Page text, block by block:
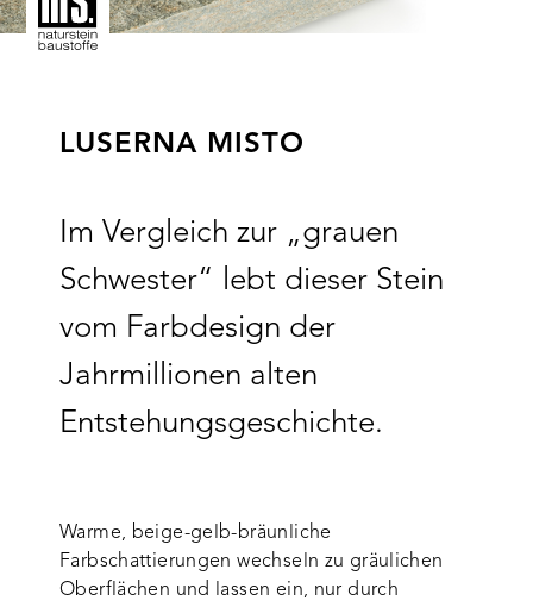
LUSERNA MISTO
Im Vergleich zur „grauen
Schwester“ lebt dieser Stein
vom Farbdesign der
Jahrmillionen alten
Entstehungsgeschichte.
Warme, beige-gelb-bräunliche
Farbschattierungen wechseln zu gräulichen
Oberflächen und lassen ein, nur durch